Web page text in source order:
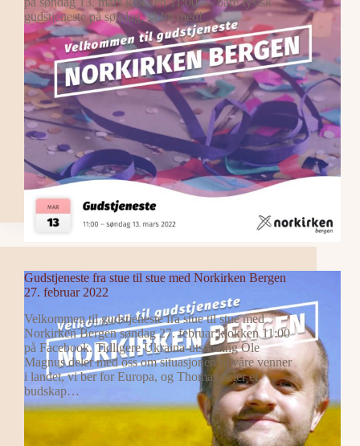
gudstjeneste på søndag, så bli med!
Gudstjeneste fra stue til stue med Norkirken Bergen
27. februar 2022
Velkommen til gudstjeneste fra stue til stue med
Norkirken Bergen søndag 27. februar klokken 11:00
på Facebook. Tidligere Ukraina-utsending Ole
Magnus deler med oss om situasjonen til våre venner
i landet, vi ber for Europa, og Thomas deler et
budskap…